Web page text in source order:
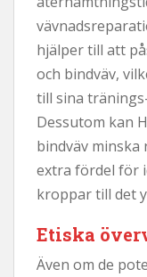
hjälper till att
och bindväv,
till sina
Dessutom kan
bindväv
extra fördel för
kroppar till det
Etiska
Även om de